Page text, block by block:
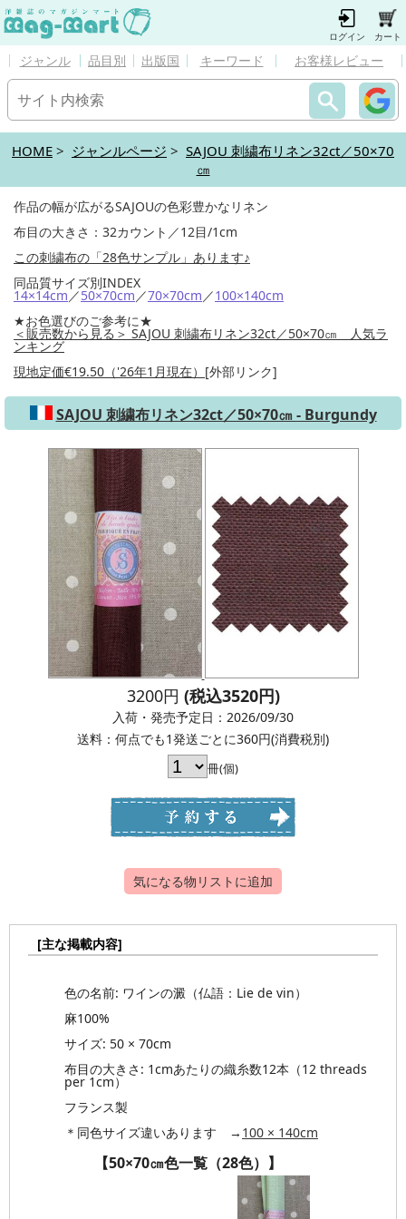
ログイン カート
ジャンル 品目別 出版国 キーワード お客様レビュー
HOME > ジャンルページ > SAJOU 刺繍布リネン32ct／50×70
㎝
作品の幅が広がるSAJOUの色彩豊かなリネン
布目の大きさ：32カウント／12目/1cm
この刺繍布の「28色サンプル」あります♪
同品質サイズ別INDEX
14×14cm／50×70cm／70×70cm／100×140cm
★お色選びのご参考に★
＜販売数から見る＞ SAJOU 刺繍布リネン32ct／50×70㎝ 人気ラ
ンキング
現地定価€19.50（'26年1月現在） [外部リンク]
SAJOU 刺繍布リネン32ct／50×70㎝ - Burgundy
3200円 (税込3520円)
入荷・発売予定日：2026/09/30
送料：何点でも1発送ごとに360円(消費税別)
冊(個)
気になる物リストに追加
[主な掲載内容]
色の名前: ワインの澱（仏語：Lie de vin）
麻100%
サイズ: 50 × 70cm
布目の大きさ: 1cmあたりの織糸数12本（12 threads
per 1cm）
フランス製
＊同色サイズ違いあります → 100 × 140cm
【50×70㎝色一覧（28色）】